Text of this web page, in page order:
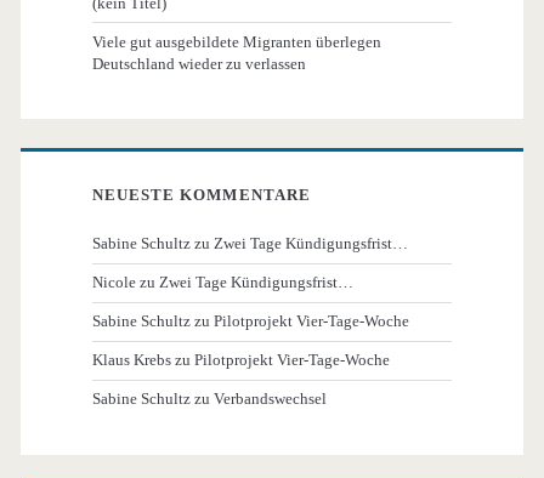
Viele gut ausgebildete Migranten überlegen
Deutschland wieder zu verlassen
NEUESTE KOMMENTARE
Sabine Schultz zuZwei Tage Kündigungsfrist…
Nicole zuZwei Tage Kündigungsfrist…
Sabine Schultz zuPilotprojekt Vier-Tage-Woche
Klaus Krebs zuPilotprojekt Vier-Tage-Woche
Sabine Schultz zuVerbandswechsel